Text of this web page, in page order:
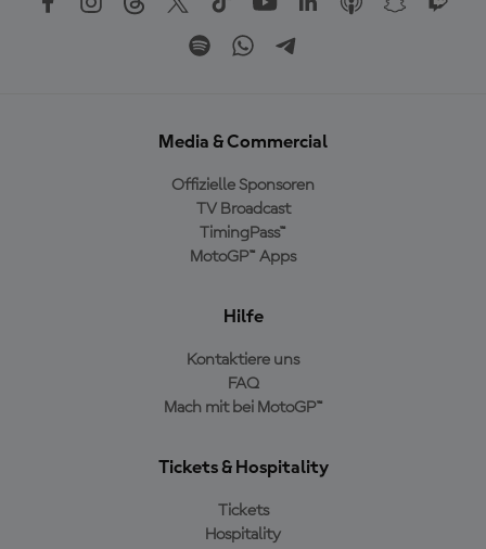
Media & Commercial
Offizielle Sponsoren
TV Broadcast
TimingPass™
MotoGP™ Apps
Hilfe
Kontaktiere uns
FAQ
Mach mit bei MotoGP™
Tickets & Hospitality
Tickets
Hospitality